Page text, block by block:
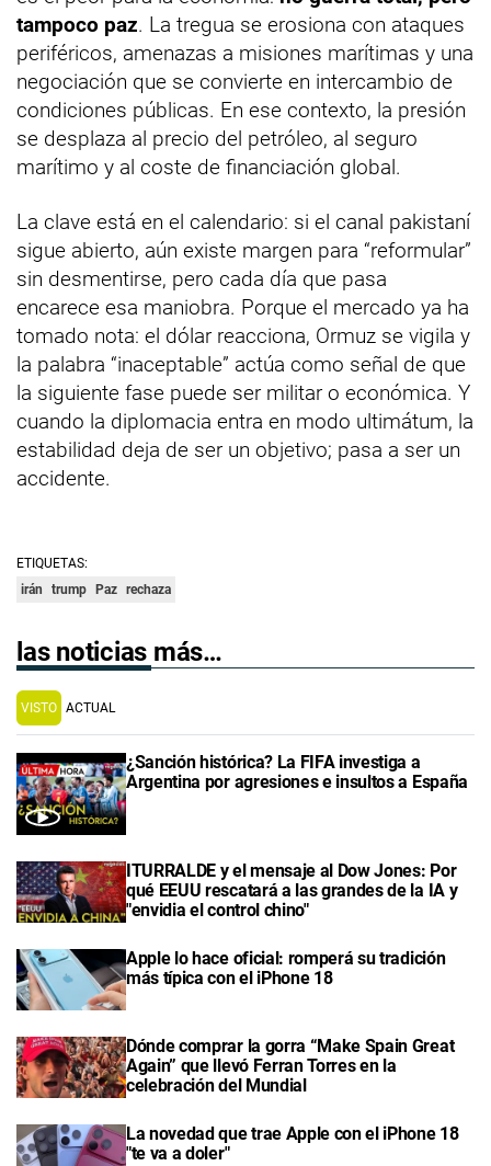
tampoco paz. La tregua se erosiona con ataques
periféricos, amenazas a misiones marítimas y una
negociación que se convierte en intercambio de
condiciones públicas. En ese contexto, la presión
se desplaza al precio del petróleo, al seguro
marítimo y al coste de financiación global.
La clave está en el calendario: si el canal pakistaní
sigue abierto, aún existe margen para “reformular”
sin desmentirse, pero cada día que pasa
encarece esa maniobra. Porque el mercado ya ha
tomado nota: el dólar reacciona, Ormuz se vigila y
la palabra “inaceptable” actúa como señal de que
la siguiente fase puede ser militar o económica. Y
cuando la diplomacia entra en modo ultimátum, la
estabilidad deja de ser un objetivo; pasa a ser un
accidente.
ETIQUETAS:
irán
trump Paz rechaza
las noticias más…
VISTO ACTUAL
¿Sanción histórica? La FIFA investiga a
Argentina por agresiones e insultos a España
ITURRALDE y el mensaje al Dow Jones: Por
qué EEUU rescatará a las grandes de la IA y
"envidia el control chino"
Apple lo hace oficial: romperá su tradición
más típica con el iPhone 18
Dónde comprar la gorra “Make Spain Great
Again” que llevó Ferran Torres en la
celebración del Mundial
La novedad que trae Apple con el iPhone 18
"te va a doler"